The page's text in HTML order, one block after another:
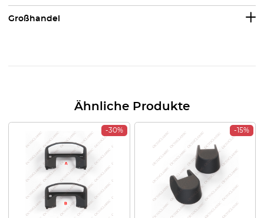
Großhandel
Ähnliche Produkte
-30% -15%